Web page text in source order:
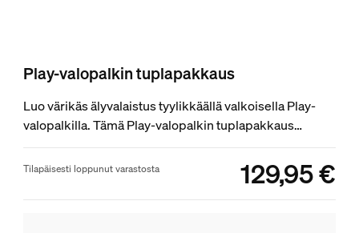
Play-valopalkin tuplapakkaus
Luo värikäs älyvalaistus tyylikkäällä valkoisella Play-
valopalkilla. Tämä Play-valopalkin tuplapakkaus
sisältää kaksi valopalkkia ja virtalähteen, johon voidaan
liittää jopa kolme valoa. Valopalkit voidaan asentaa
pysty- tai vaaka-asentoon tai kiinnittää television
takaosaan pakkaukseen kuuluvilla kiinnikkeillä.
Tilapäisesti loppunut varastosta product.with.129,95
129,95 €